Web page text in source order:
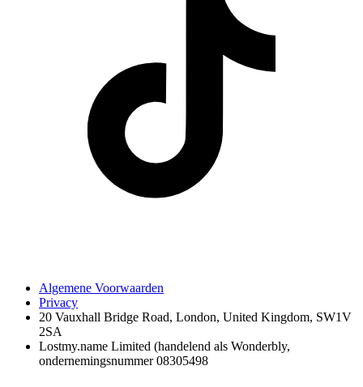
Algemene Voorwaarden
Privacy
20 Vauxhall Bridge Road, London, United Kingdom, SW1V
2SA
Lostmy.name Limited (handelend als Wonderbly,
ondernemingsnummer 08305498